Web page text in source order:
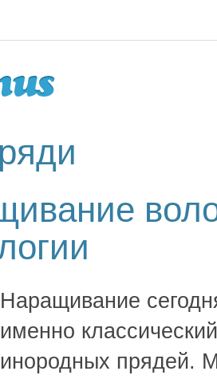
Наращивание
именно
инородных прядей.